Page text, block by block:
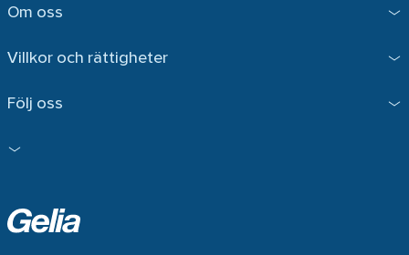
Om oss
Villkor och rättigheter
Följ oss